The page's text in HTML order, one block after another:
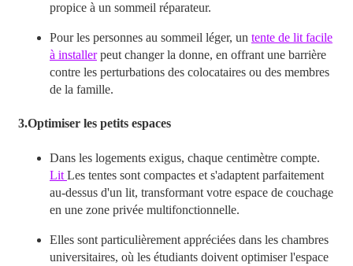
propice à un sommeil réparateur.
Pour les personnes au sommeil léger, un tente de lit facile
à installerpeut changer la donne, en offrant une barrière
contre les perturbations des colocataires ou des membres
de la famille.
3.Optimiser les petits espaces
Dans les logements exigus, chaque centimètre compte.
Lit Les tentes sont compactes et s'adaptent parfaitement
au-dessus d'un lit, transformant votre espace de couchage
en une zone privée multifonctionnelle.
Elles sont particulièrement appréciées dans les chambres
universitaires, où les étudiants doivent optimiser l'espace